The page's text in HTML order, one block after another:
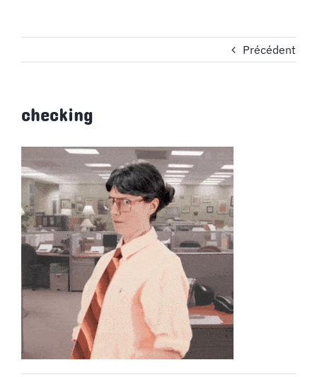
LE KIOSQUE
MON COMPTE
PANIER
STUDORIA
Précédent
checking